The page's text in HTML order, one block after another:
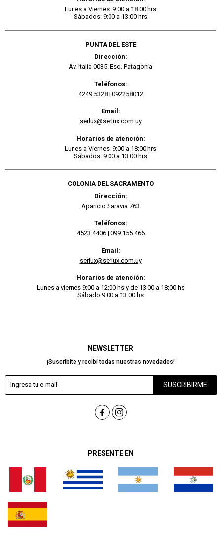
PRESENTE EN
NEWSLETTER
¡Suscribite y recibí todas nuestras novedades!
SUSCRIBIRME
 
Lunes a Viernes: 9:00 a 18:00 hrs
Sábados: 9:00 a 13:00 hrs
PUNTA DEL ESTE
Dirección:
Av. Italia 0035. Esq. Patagonia
Teléfonos:
4249 5328| 092258012
Email:
serlux@serlux.com.uy
Horarios de atención:
Lunes a Viernes: 9:00 a 18:00 hrs
Sábados: 9:00 a 13:00 hrs
COLONIA DEL SACRAMENTO
Dirección:
Aparicio Saravia 763
Teléfonos:
4523 4406| 099 155 466
Email:
serlux@serlux.com.uy
Horarios de atención:
Lunes a viernes 9:00 a 12:00 hs y de 13:00 a 18:00 hs
Sábado 9:00 a 13:00 hs